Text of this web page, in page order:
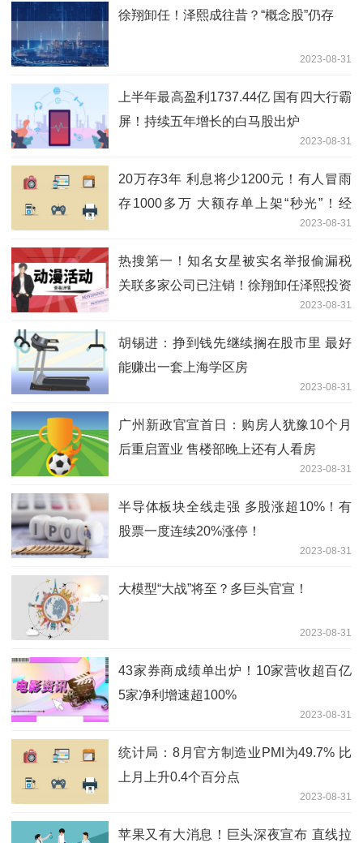
徐翔卸任！泽熙成往昔？“概念股”仍存
2023-08-31
上半年最高盈利1737.44亿 国有四大行霸
屏！持续五年增长的白马股出炉
2023-08-31
20万存3年 利息将少1200元！有人冒雨
存1000多万 大额存单上架“秒光”！经
2023-08-31
热搜第一！知名女星被实名举报偷漏税
关联多家公司已注销！徐翔卸任泽熙投资
2023-08-31
胡锡进：挣到钱先继续搁在股市里 最好
能赚出一套上海学区房
2023-08-31
广州新政官宣首日：购房人犹豫10个月
后重启置业 售楼部晚上还有人看房
2023-08-31
半导体板块全线走强 多股涨超10%！有
股票一度连续20%涨停！
2023-08-31
大模型“大战”将至？多巨头官宣！
2023-08-31
43家券商成绩单出炉！10家营收超百亿
5家净利增速超100%
2023-08-31
统计局：8月官方制造业PMI为49.7% 比
上月上升0.4个百分点
2023-08-31
苹果又有大消息！巨头深夜宣布 直线拉